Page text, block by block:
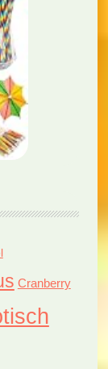
Cranberry